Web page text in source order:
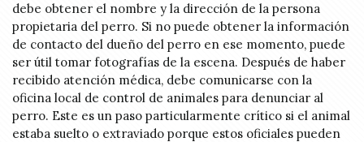
debe obtener el nombre y la dirección de la persona
propietaria del perro. Si no puede obtener la información
de contacto del dueño del perro en ese momento, puede
ser útil tomar fotografías de la escena. Después de haber
recibido atención médica, debe comunicarse con la
oficina local de control de animales para denunciar al
perro. Este es un paso particularmente crítico si el animal
estaba suelto o extraviado porque estos oficiales pueden